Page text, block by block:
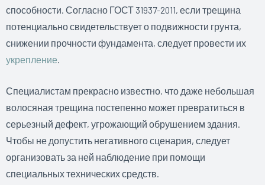
способности. Согласно ГОСТ 31937-2011, если трещина
потенциально свидетельствует о подвижности грунта,
снижении прочности фундамента, следует провести их
укрепление
Специалистам прекрасно известно, что даже небольшая
волосяная трещина постепенно может превратиться в
серьезный дефект, угрожающий обрушением здания.
Чтобы не допустить негативного сценария, следует
организовать за ней наблюдение при помощи
специальных технических средств.